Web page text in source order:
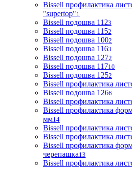
Bissell профилактика
"supertop"1
Bissell подошва 1123
Bissell подошва 1152
Bissell подошва 1002
Bissell подошва 1163
Bissell подошва 1272
Bissell подошва 11710
Bissell подошва 1252
Bissell профилактика
Bissell подошва 1266
Bissell профилактика
Bissell профилактика
мм14
Bissell профилактика
Bissell профилактика
Bissell профилактика
черепашка13
Bissell профилактика